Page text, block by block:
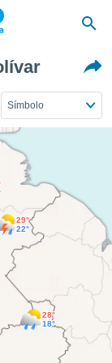
Símbolo
29°
22°
28°
18°